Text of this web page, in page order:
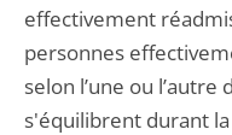
effectivement
personnes
selon l’une ou
s'équilibrent durant